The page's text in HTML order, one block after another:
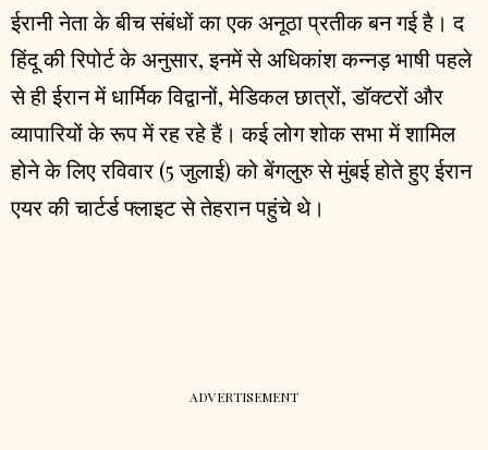
ईरानी नेता के बीच संबंधों का एक अनूठा प्रतीक बन गई है। द
हिंदू की रिपोर्ट के अनुसार, इनमें से अधिकांश कन्नड़ भाषी पहले
से ही ईरान में धार्मिक विद्वानों, मेडिकल छात्रों, डॉक्टरों और
व्यापारियों के रूप में रह रहे हैं। कई लोग शोक सभा में शामिल
होने के लिए रविवार (5 जुलाई) को बेंगलुरु से मुंबई होते हुए ईरान
एयर की चार्टर्ड फ्लाइट से तेहरान पहुंचे थे।